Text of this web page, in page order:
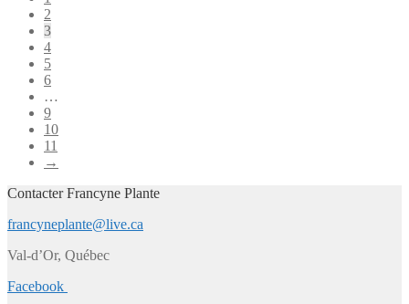
2
3
4
5
6
…
9
10
11
→
Contacter Francyne Plante
francyneplante@live.ca
Val-d’Or, Québec
Facebook